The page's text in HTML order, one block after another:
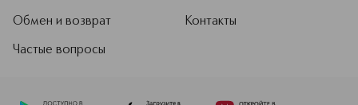
Обмен и возврат
Частые вопросы
Контакты